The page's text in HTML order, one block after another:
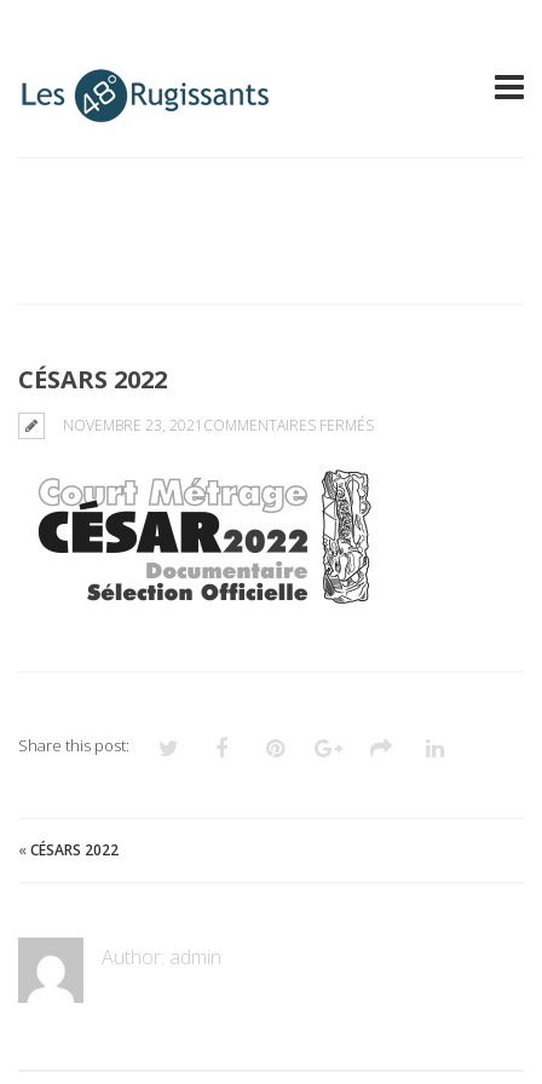
CÉSARS 2022
NOVEMBRE 23, 2021 COMMENTAIRES FERMÉSSUR
Share this post:
«CÉSARS 2022
Author: admin